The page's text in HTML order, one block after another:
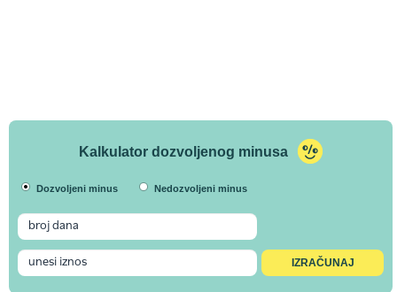
Kalkulator dozvoljenog minusa
Dozvoljeni minus Nedozvoljeni minus